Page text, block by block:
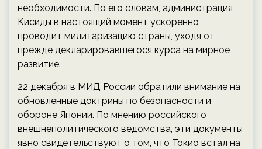
необходимости. По его словам, администрация
Кисиды в настоящий момент ускоренно
проводит милитаризацию страны, уходя от
прежде декларировавшегося курса на мирное
развитие.
22 декабря в МИД России обратили внимание на
обновленные доктрины по безопасности и
обороне Японии. По мнению российского
внешнеполитического ведомства, эти документы
явно свидетельствуют о том, что Токио встал на